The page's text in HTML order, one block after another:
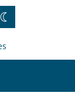
Changez
thème